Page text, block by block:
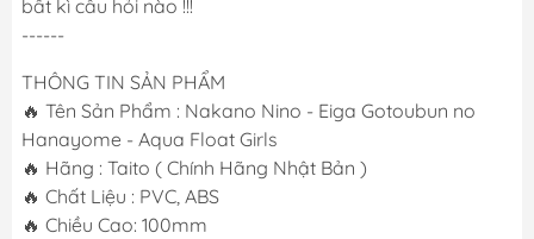
bất kì câu hỏi nào !!!
------
THÔNG TIN SẢN PHẨM
🔥 Tên Sản Phẩm : Nakano Nino - Eiga Gotoubun no
Hanayome - Aqua Float Girls
🔥 Hãng : Taito ( Chính Hãng Nhật Bản )
🔥 Chất Liệu : PVC, ABS
🔥 Chiều Cao: 100mm